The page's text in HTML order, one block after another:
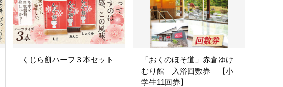
くじら餅ハーフ３本セット
「おくのほそ道」赤倉ゆけ
むり館 入浴回数券 【小
学生11回券】